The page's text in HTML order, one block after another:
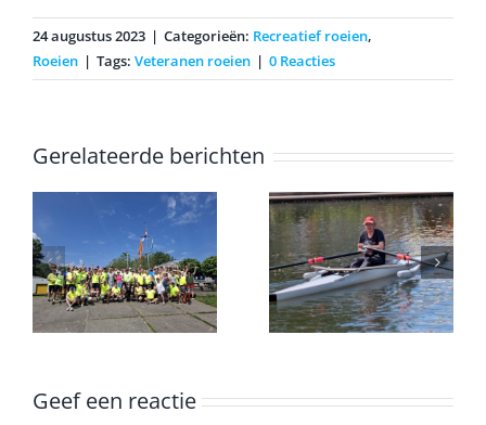
24 augustus 2023 | Categorieën: Recreatief roeien,
Roeien | Tags: Veteranen roeien | 0 Reacties
Gerelateerde berichten
Nationale
tocht
Aangepast
Roeien
Marathon
Oefentocht
Geef een reactie